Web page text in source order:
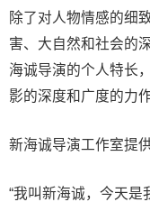
除了对人物情感的细
害、大自然和社会的
海诚导演的个人特长
影的深度和广度的力作
新海诚导演工作室提
“我叫新海诚，今天是